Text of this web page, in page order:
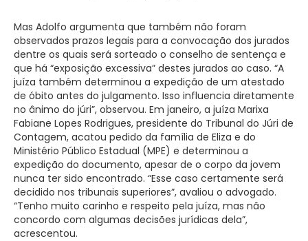
Mas Adolfo argumenta que também não foram
observados prazos legais para a convocação dos jurados
dentre os quais será sorteado o conselho de sentença e
que há “exposição excessiva” destes jurados ao caso. “A
juíza também determinou a expedição de um atestado
de óbito antes do julgamento. Isso influencia diretamente
no ânimo do júri”, observou. Em janeiro, a juíza Marixa
Fabiane Lopes Rodrigues, presidente do Tribunal do Júri de
Contagem, acatou pedido da família de Eliza e do
Ministério Público Estadual (MPE) e determinou a
expedição do documento, apesar de o corpo da jovem
nunca ter sido encontrado. “Esse caso certamente será
decidido nos tribunais superiores”, avaliou o advogado.
“Tenho muito carinho e respeito pela juíza, mas não
concordo com algumas decisões jurídicas dela”,
acrescentou.